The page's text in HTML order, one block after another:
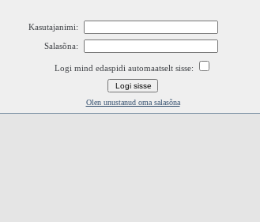
Kasutajanimi:
Salasõna:
Logi mind edaspidi automaatselt sisse:
Olen unustanud oma salasõna